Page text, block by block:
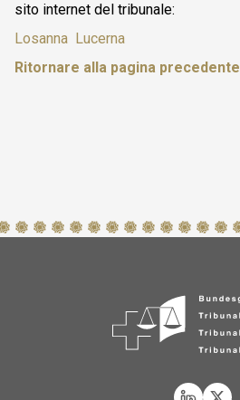
sito internet del tribunale:
Losanna Lucerna
Ritornare alla pagina precedente